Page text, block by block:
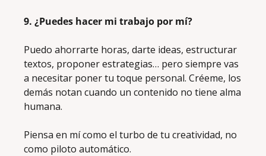
9. ¿Puedes hacer mi trabajo por mí?
Puedo ahorrarte horas, darte ideas, estructurar
textos, proponer estrategias… pero siempre vas
a necesitar poner tu toque personal. Créeme, los
demás notan cuando un contenido no tiene alma
humana.
Piensa en mí como el turbo de tu creatividad, no
como piloto automático.